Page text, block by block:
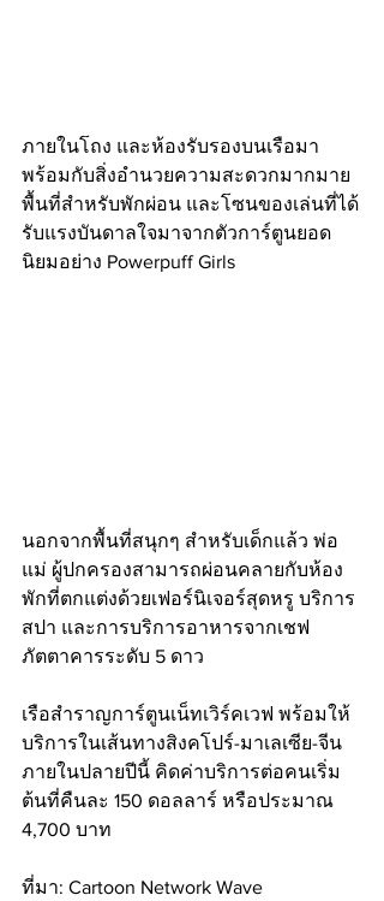
ภายในโถง และห้องรับรองบนเรือมา
พร้อมกับสิ่งอำนวยความสะดวกมากมาย
พื้นที่สำหรับพักผ่อน และโซนของเล่นที่ได้
รับแรงบันดาลใจมาจากตัวการ์ตูนยอด
นิยมอย่าง Powerpuff Girls
นอกจากพื้นที่สนุกๆ สำหรับเด็กแล้ว พ่อ
แม่ ผู้ปกครองสามารถผ่อนคลายกับห้อง
พักที่ตกแต่งด้วยเฟอร์นิเจอร์สุดหรู บริการ
สปา และการบริการอาหารจากเชฟ
ภัตตาคารระดับ 5 ดาว
เรือสำราญการ์ตูนเน็ทเวิร์คเวฟ พร้อมให้
บริการในเส้นทางสิงคโปร์-มาเลเซีย-จีน
ภายในปลายปีนี้ คิดค่าบริการต่อคนเริ่ม
ต้นที่คืนละ 150 ดอลลาร์ หรือประมาณ
4,700 บาท
ที่มา: Cartoon Network Wave